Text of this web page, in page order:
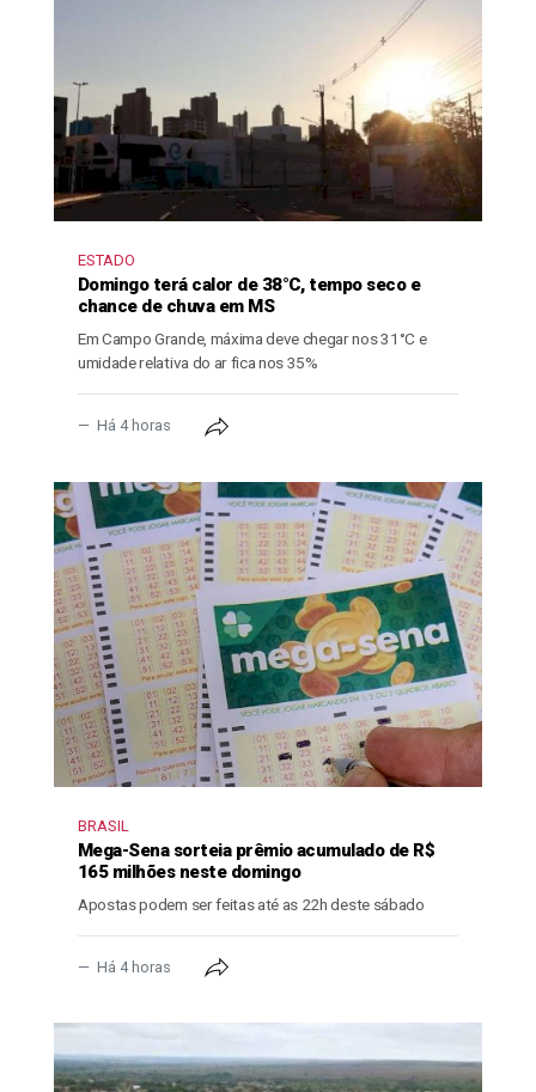
ESTADO
Domingo terá calor de 38°C, tempo seco e
chance de chuva em MS
Em Campo Grande, máxima deve chegar nos 31°C e
umidade relativa do ar fica nos 35%
Há 4 horas
BRASIL
Mega-Sena sorteia prêmio acumulado de R$
165 milhões neste domingo
Apostas podem ser feitas até as 22h deste sábado
Há 4 horas